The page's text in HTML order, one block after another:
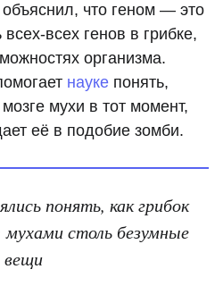
что геном — это
всех генов в грибке,
организма.
науке понять,
мухи в тот момент,
её в подобие зомби.
понять, как грибок
столь безумные
вещи